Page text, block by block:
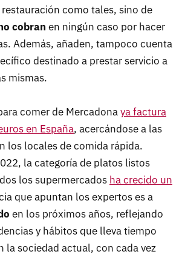
como tales, sino de
cobran en ningún caso por hacer
Además, añaden, tampoco cuenta
destinado a prestar servicio a
mismas.
comer de Mercadonaya factura
en España, acercándose a las
los locales de comida rápida.
la categoría de platos listos
los supermercados ha crecido un
que apuntan los expertos es a
en los próximos años, reflejando
y hábitos que lleva tiempo
la sociedad actual, con cada vez